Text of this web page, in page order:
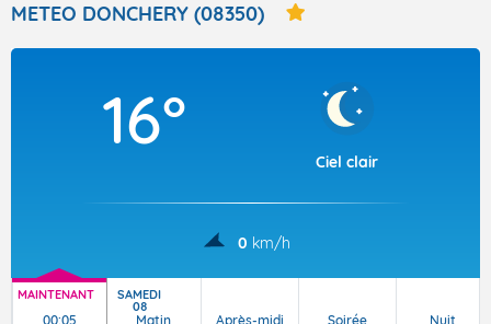
Articles
METEO DONCHERY (08350)
16°
Ciel clair
0 km/h
MAINTENANT
00:05
SAMEDI
08
Matin Après-midi Soirée Nuit